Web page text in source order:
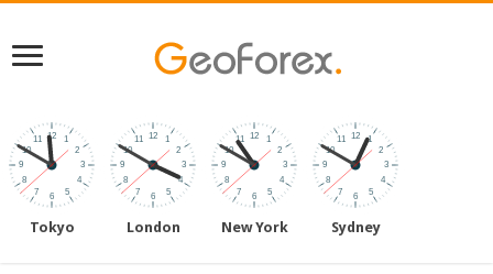
Tokyo London New York Sydney